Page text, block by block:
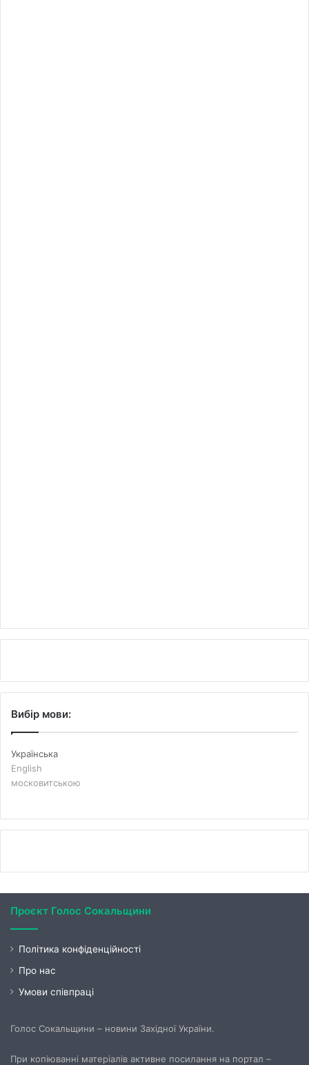
Вибір мови:
Українська
English
московитською
Проєкт Голос Сокальщини
Політика конфіденційності
Про нас
Умови співпраці
Голос Сокальщини – новини Західної України.
При копіюванні матеріалів активне посилання на портал –